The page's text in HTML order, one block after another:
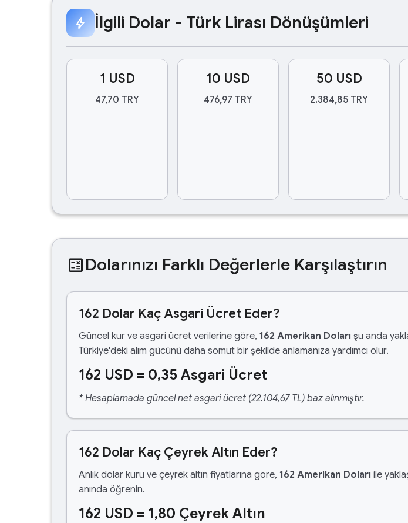
bolt İlgili Dolar - Türk Lirası Dönüşümleri
1 USD
47,70 TRY
10 USD
476,97 TRY
50 USD
2.384,85 TRY
calculateDolarınızı Farklı Değerlerle Karşılaştırın
162 Dolar Kaç Asgari Ücret Eder?
Güncel kur ve asgari ücret verilerine göre, 162 Amerikan Doları şu anda
Türkiye'deki alım gücünü daha somut bir şekilde anlamanıza yardımcı olur.
162 USD = 0,35 Asgari Ücret
* Hesaplamada güncel net asgari ücret (22.104,67 TL) baz alınmıştır.
162 Dolar Kaç Çeyrek Altın Eder?
Anlık dolar kuru ve çeyrek altın fiyatlarına göre, 162 Amerikan Doları ile
anında öğrenin.
162 USD = 1,80 Çeyrek Altın